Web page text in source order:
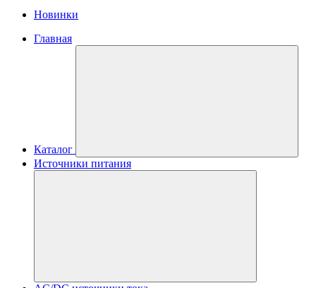
Новинки
Главная
Каталог
Источники питания